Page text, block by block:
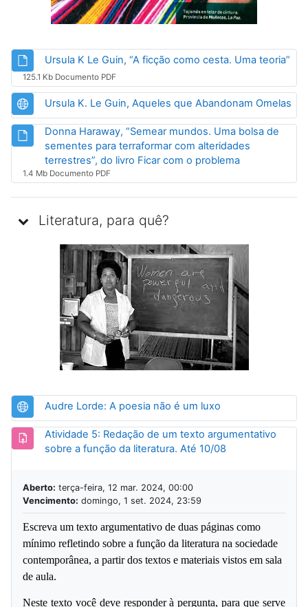
Ursula K Le Guin, “A ficção como cesta. Uma teoria”
125.1 Kb Documento PDF
Ursula K. Le Guin, Aqueles que Abandonam Omelas
Donna Haraway, “Semear mundos. Uma bolsa de
sementes para terraformar com alteridades
terrestres”, do livro Ficar com o problemaArquivo
1.4 Mb Documento PDF
Literatura, para quê?
Audre Lorde: A poesia não é um luxo
Atividade 5: Redação de um texto argumentativo
sobre a função da literatura. Até 10/08
Aberto: terça-feira, 12 mar. 2024, 00:00
Vencimento: domingo, 1 set. 2024, 23:59
Escreva um texto argumentativo de duas páginas como
mínimo refletindo sobre a função da literatura na sociedade
contemporânea, a partir dos textos e materiais vistos em sala
de aula.
Neste texto você deve responder à pergunta, para que serve